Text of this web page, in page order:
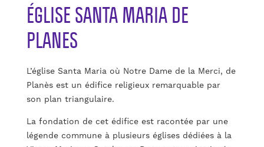
ÉGLISE SANTA MARIA DE
PLANES
L’église Santa Maria où Notre Dame de la Merci, de
Planès est un édifice religieux remarquable par
son plan triangulaire.
La fondation de cet édifice est racontée par une
légende commune à plusieurs églises dédiées à la